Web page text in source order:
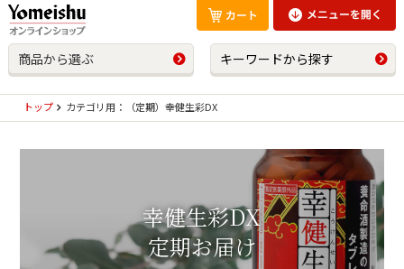
商品から選ぶ キーワードから探す
トップ カテゴリ用：（定期）幸健生彩DX
幸健生彩DX
定期お届け